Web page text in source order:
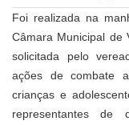
Foi realizada na
Câmara Municipal de
solicitada pelo
ações de combate
crianças e
representantes de